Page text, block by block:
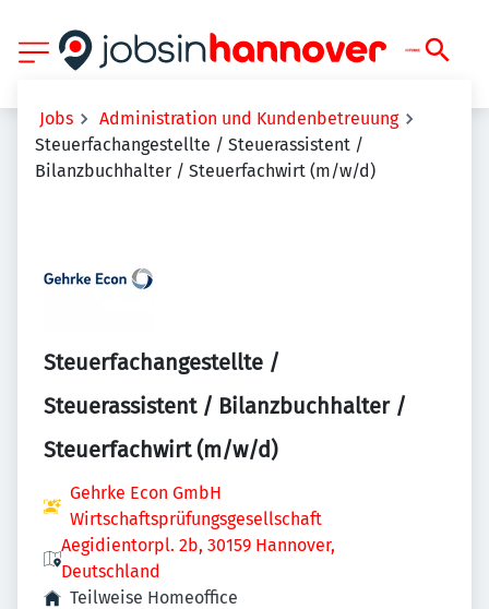
Jobs
Administration und Kundenbetreuung
Steuerfachangestellte / Steuerassistent /
Bilanzbuchhalter / Steuerfachwirt (m/w/d)
Steuerfachangestellte /
Steuerassistent / Bilanzbuchhalter /
Steuerfachwirt (m/w/d)
Gehrke Econ GmbH
Wirtschaftsprüfungsgesellschaft
Aegidientorpl. 2b, 30159 Hannover,
Deutschland
Teilweise Homeoffice